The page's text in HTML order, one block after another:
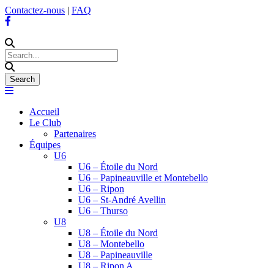
Contactez-nous | FAQ
Accueil
Le Club
Partenaires
Équipes
U6
U6 – Étoile du Nord
U6 – Papineauville et Montebello
U6 – Ripon
U6 – St-André Avellin
U6 – Thurso
U8
U8 – Étoile du Nord
U8 – Montebello
U8 – Papineauville
U8 – Ripon A